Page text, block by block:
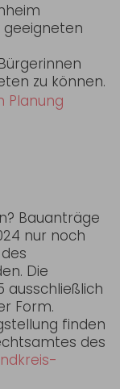
zu können.
Planung
Bauanträge
nur noch
Die
ausschließlich
Form.
finden
des